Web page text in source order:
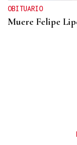
OBITUARIO
Muere Felipe